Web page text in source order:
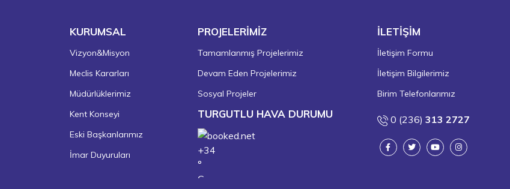
KURUMSAL
Vizyon&Misyon
Meclis Kararları
Müdürlüklerimiz
Kent Konseyi
Eski Başkanlarımız
İmar Duyuruları
PROJELERİMİZ
Tamamlanmış Projelerimiz
Devam Eden Projelerimiz
Sosyal Projeler
TURGUTLU HAVA DURUMU
+34
°
C
İLETİŞİM
İletişim Formu
İletişim Bilgilerimiz
Birim Telefonlarımız
0 (236)313 2727